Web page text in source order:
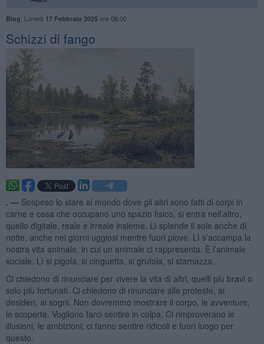
Blog Lunedì 17 Febbraio 2025ore 08:00
Schizzi di fango
. — Sospeso lo stare al mondo dove gli altri sono fatti di corpi in
carne e ossa che occupano uno spazio fisico, si entra nell’altro,
quello digitale, reale e irreale insieme. Lì splende il sole anche di
notte, anche nei giorni uggiosi mentre fuori piove. Lì s’accampa la
nostra vita animale, in cui un animale ci rappresenta. È l’animale
sociale. Lì si pigola, si cinguetta, si grufola, si starnazza.
Ci chiedono di rinunciare per vivere la vita di altri, quelli più bravi o
solo più fortunati. Ci chiedono di rinunciare alle proteste, ai
desideri, ai sogni. Non dovremmo mostrare il corpo, le avventure,
le scoperte. Vogliono farci sentire in colpa. Ci rimproverano le
illusioni, le ambizioni; ci fanno sentire ridicoli e fuori luogo per
questo.